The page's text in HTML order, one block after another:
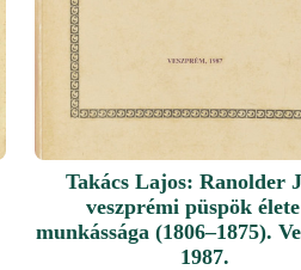
Takács Lajos: Ranolder
veszprémi püspök élete
munkássága (1806–1875).
1987.